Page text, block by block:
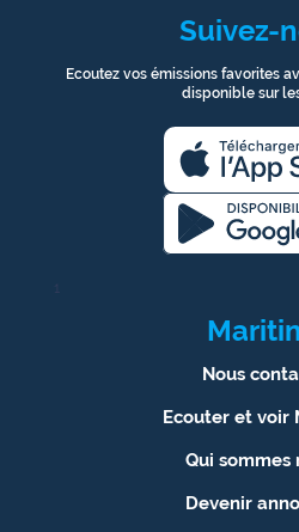
Suivez-
Ecoutez vos émissions favorites
disponible sur
1
Nous
Ecouter et voir
Qui sommes
Devenir